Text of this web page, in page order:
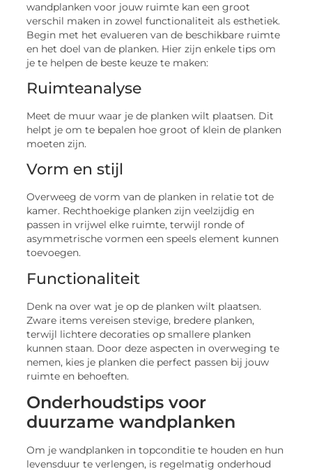
wandplanken voor jouw ruimte kan een groot
verschil maken in zowel functionaliteit als esthetiek.
Begin met het evalueren van de beschikbare ruimte
en het doel van de planken. Hier zijn enkele tips om
je te helpen de beste keuze te maken:
Ruimteanalyse
Meet de muur waar je de planken wilt plaatsen. Dit
helpt je om te bepalen hoe groot of klein de planken
moeten zijn.
Vorm en stijl
Overweeg de vorm van de planken in relatie tot de
kamer. Rechthoekige planken zijn veelzijdig en
passen in vrijwel elke ruimte, terwijl ronde of
asymmetrische vormen een speels element kunnen
toevoegen.
Functionaliteit
Denk na over wat je op de planken wilt plaatsen.
Zware items vereisen stevige, bredere planken,
terwijl lichtere decoraties op smallere planken
kunnen staan. Door deze aspecten in overweging te
nemen, kies je planken die perfect passen bij jouw
ruimte en behoeften.
Onderhoudstips voor
duurzame wandplanken
Om je wandplanken in topconditie te houden en hun
levensduur te verlengen, is regelmatig onderhoud